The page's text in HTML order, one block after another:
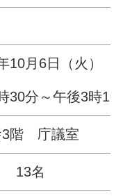
10月6日（火）
30分～午後3時10
3階 庁議室
名